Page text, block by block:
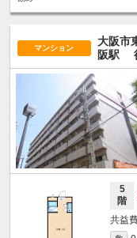
マンション
大阪
阪駅
5
階